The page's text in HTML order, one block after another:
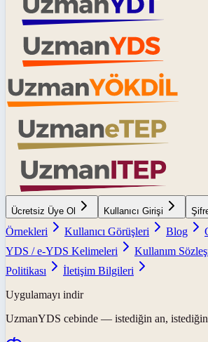
Ücretsiz Üye Ol Kullanıcı Girişi
Örnekleri
Kullanıcı Görüşleri Blog
YDS / e-YDS Kelimeleri
Kullanım
Politikası
İletişim Bilgileri
Uygulamayı indir
UzmanYDS cebinde — istediğin an, istediğin